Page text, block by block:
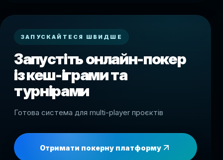
ЗАПУСКАЙТЕСЯ ШВИДШЕ
Запустіть онлайн-покер
із кеш-іграми та
турнірами
Готова система для multi-player проєктів
Отримати покерну платформу